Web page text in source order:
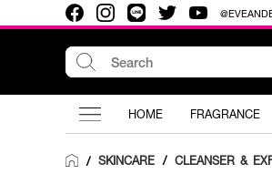
HOME FRAGRANCE
/ SKINCARE / CLEANSER &